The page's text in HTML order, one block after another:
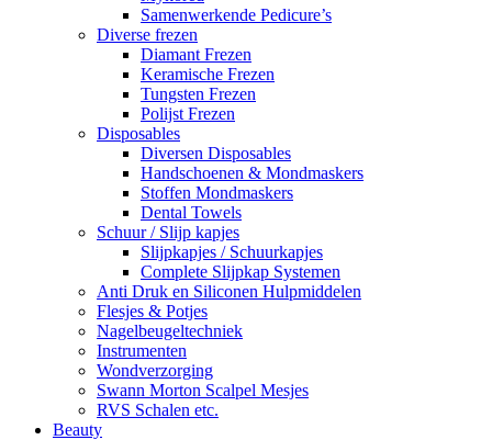
Samenwerkende Pedicure’s
Diverse frezen
Diamant Frezen
Keramische Frezen
Tungsten Frezen
Polijst Frezen
Disposables
Diversen Disposables
Handschoenen & Mondmaskers
Stoffen Mondmaskers
Dental Towels
Schuur / Slijp kapjes
Slijpkapjes / Schuurkapjes
Complete Slijpkap Systemen
Anti Druk en Siliconen Hulpmiddelen
Flesjes & Potjes
Nagelbeugeltechniek
Instrumenten
Wondverzorging
Swann Morton Scalpel Mesjes
RVS Schalen etc.
Beauty